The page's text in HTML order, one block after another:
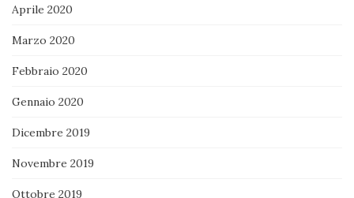
Aprile 2020
Marzo 2020
Febbraio 2020
Gennaio 2020
Dicembre 2019
Novembre 2019
Ottobre 2019